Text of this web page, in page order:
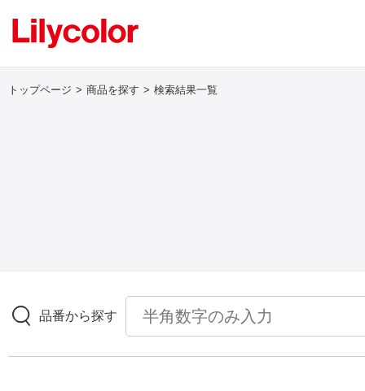
壁紙
トップページ 商品を探す 検索結果一覧
品番から探す